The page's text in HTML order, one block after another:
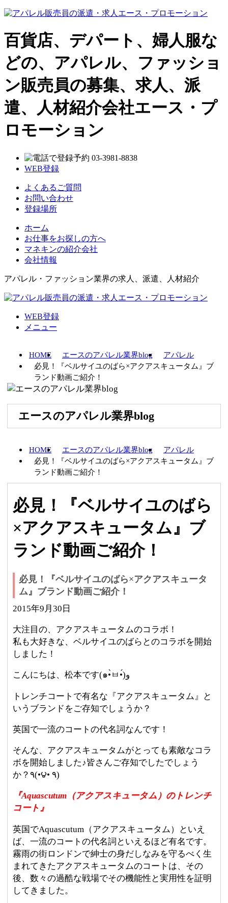
百貨店、デパート、婦人服な
どの、アパレル、ファッショ
ン販売員の募集、求人、派
遣、人材紹介会社エース・プ
ロモーション
WEB登録
よくあるご質問
お問い合わせ
登録場所
ホーム
お仕事をお探しの方へ
マネキンの紹介会社
会社情報
アパレル・ファッション業界の求人、派遣、人材紹介
WEB登録
メニュー
HOME エースのアパレル業界blog
アパレル
必見！『ベルサイユのばら×アクアスキュータム』ブ
ランド動画ご紹介！
エースのアパレル業界blog
HOME エースのアパレル業界blog
アパレル
必見！『ベルサイユのばら×アクアスキュータム』ブ
ランド動画ご紹介！
必見！『ベルサイユのばら
×アクアスキュータム』ブ
ランド動画ご紹介！
必見！『ベルサイユのばら×アクアスキュータ
ム』ブランド動画ご紹介！
2015年9月30日
大注目の、アクアスキュータムのコラボ！
私も大好きな、ベルサイユのばらとのコラボを開始
しました！
こんにちは、松本です(๑•̀ㅂ•́)و
トレンチコートで有名な『アクアスキュータム』と
いうブランドをご存知でしょうか？
英国で一流のコートの代名詞なんです！
そんな、アクアスキュータムがとっても素敵なコラ
ボを開始しました♪皆さんご存知でしたでしょう
か？٩(•౪• ٩)
『Aquascutum（アクアスキュータム）のトレンチ
コート』
英国でAquascutum（アクアスキュータム）といえ
ば、一流のコートの代名詞といえるほど有名です。
霧雨の街ロンドンで紳士の身だしなみを守るべく生
まれてきたアクアスキュータムのコートは、その
後、数々の過酷な戦場でその機能性と実用性を証明
してきました。